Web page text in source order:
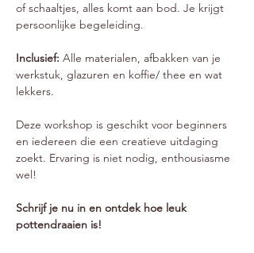
of schaaltjes, alles komt aan bod. Je krijgt
persoonlijke begeleiding.
Inclusief: Alle materialen, afbakken van je
werkstuk, glazuren en koffie/ thee en wat
lekkers.
Deze workshop is geschikt voor beginners
en iedereen die een creatieve uitdaging
zoekt. Ervaring is niet nodig, enthousiasme
wel!
Schrijf je nu in en ontdek hoe leuk
pottendraaien is!